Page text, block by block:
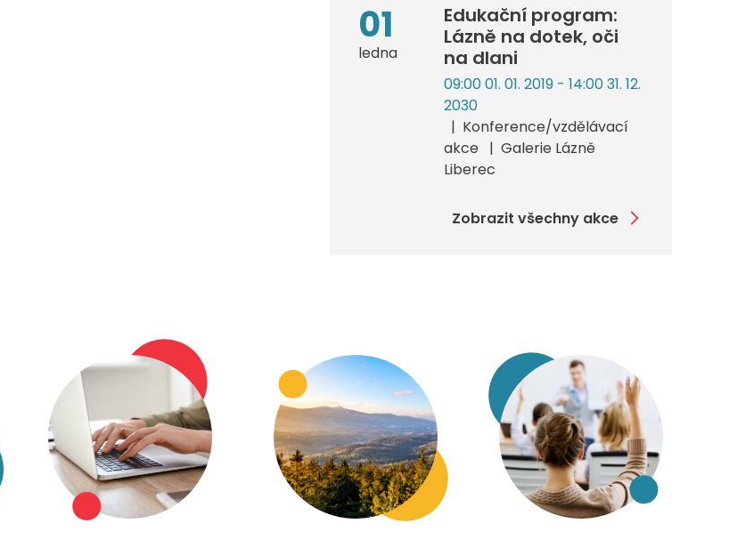
01
ledna
Edukační program:
Lázně na dotek, oči
na dlani
09:00 01. 01. 2019 - 14:00 31. 12.
2030
Konference/vzdělávací
akce
Galerie Lázně
Liberec
Zobrazit všechny akce